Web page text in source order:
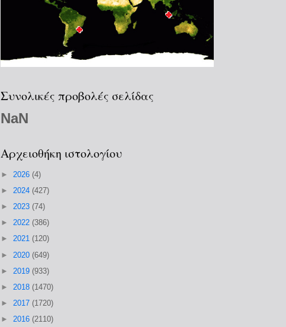
Συνολικές προβολές σελίδας
NaN
Αρχειοθήκη ιστολογίου
► 2026 (4)
► 2024 (427)
► 2023 (74)
► 2022 (386)
► 2021 (120)
► 2020 (649)
► 2019 (933)
► 2018 (1470)
► 2017 (1720)
► 2016 (2110)